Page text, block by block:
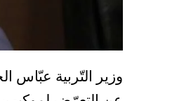
وزير التّربية عبّاس